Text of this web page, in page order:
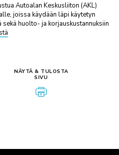
Autoalan Keskusliiton (AKL)
joissa käydään läpi käytetyn
huolto- ja korjauskustannuksiin
NÄYTÄ & TULOSTA
SIVU